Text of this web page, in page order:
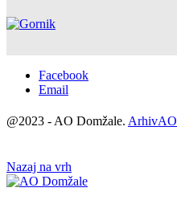
Facebook
Email
@2023 - AO Domžale. ArhivAO
Nazaj na vrh